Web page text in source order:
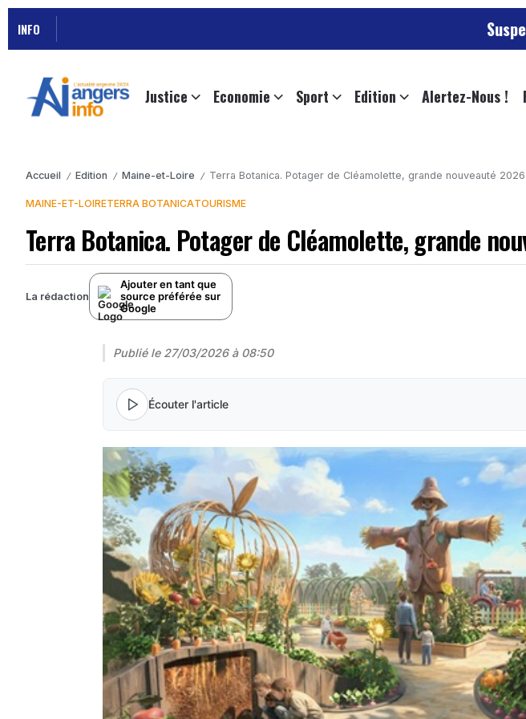
INFO Suspension
Justice Economie Sport Edition Alertez-Nous !
Accueil / Edition / Maine-et-Loire / Terra Botanica. Potager de Cléamolette, grande nouveauté 2026
MAINE-ET-LOIRETERRA BOTANICATOURISME
Terra Botanica. Potager de Cléamolette, grande
La rédaction
Ajouter en tant que
source préférée sur
Google
Publié le 27/03/2026 à 08:50
Écouter l'article